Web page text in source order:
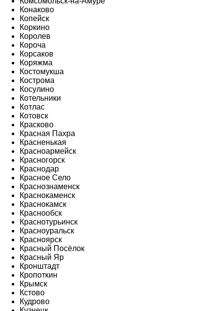
Конаково
Копейск
Коркино
Королев
Короча
Корсаков
Коряжма
Костомукша
Кострома
Косулино
Котельники
Котлас
Котовск
Красково
Красная Пахра
Красненькая
Красноармейск
Красногорск
Краснодар
Красное Село
Краснознаменск
Краснокаменск
Краснокамск
Краснообск
Краснотурьинск
Красноуральск
Красноярск
Красный Посёлок
Красный Яр
Кронштадт
Кропоткин
Крымск
Кстово
Кудрово